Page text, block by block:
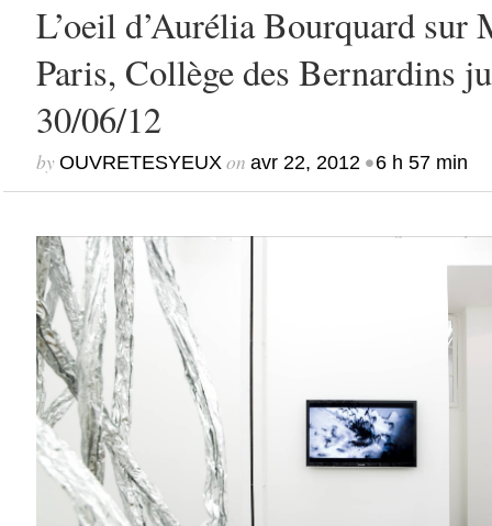
L’oeil d’Aurélia Bourquard sur
Paris, Collège des Bernardins
30/06/12
by OUVRETESYEUXon avr 22, 2012•6 h 57 min